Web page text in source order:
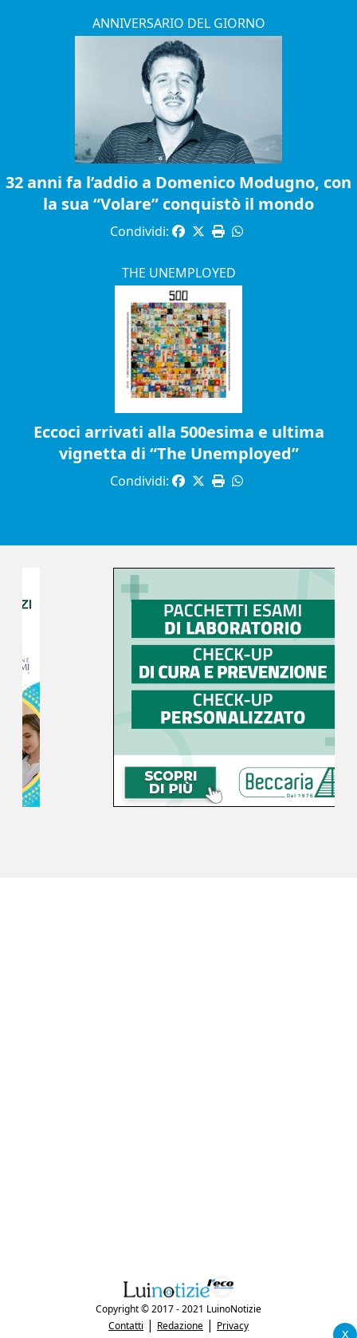
ANNIVERSARIO DEL GIORNO
32 anni fa l’addio a Domenico Modugno, con
la sua “Volare” conquistò il mondo
Condividi:
THE UNEMPLOYED
Eccoci arrivati alla 500esima e ultima
vignetta di “The Unemployed”
Condividi:
x
Copyright © 2017 - 2021 LuinoNotizie
Contatti | Redazione | Privacy